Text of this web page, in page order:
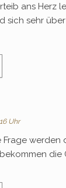
ans Herz
sich sehr
Uhr
Frage werden
die